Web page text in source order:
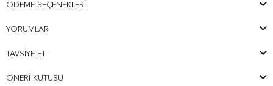
ÖDEME SEÇENEKLERI
YORUMLAR
TAVSIYE ET
ÖNERI KUTUSU